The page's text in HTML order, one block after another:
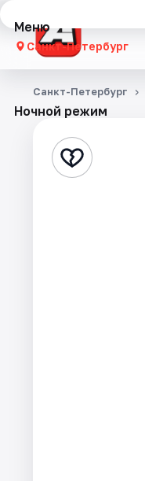
Меню
Санкт-Петербург
Концерты
Стендап
Ночной режим
Санкт-Петербург